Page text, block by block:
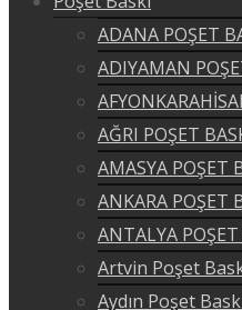
ADANA POŞET
ADIYAMAN
AĞRI POŞET
AMASYA POŞET
ANKARA POŞET
ANTALYA POŞET
Artvin Poşet
Aydın Poşet